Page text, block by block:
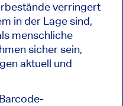
verringert
in der Lage sind,
menschliche
sicher sein,
aktuell und